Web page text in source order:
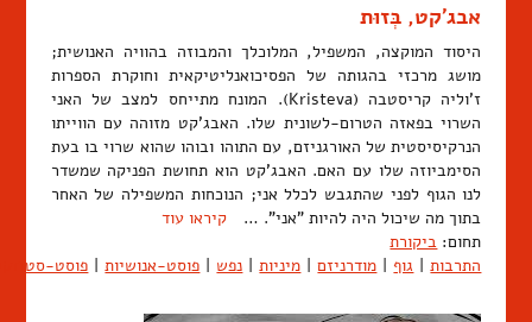
אבג'קט, בְּזוּת
היסוד המוקצה, המשפיל, המלוכלך והמבוזה בהוויה האנושית;
מושג מרכזי בהגותה של הפסיכואנליטיקאית וחוקרת הספרות
ז'וליה קריסטבה (Kristeva). המונח מתייחס למצב של האני
השרוי בפאזה הטרום-לשונית שלו. האבג'קט מזוהה עם הווייתו
הנרקיסיסטית של האורגניזם, עם התוהו ובוהו שהוא שרוי בו בעת
הסימביוזה שלו עם האם. האבג'קט הוא תחושת הפניקה שמשדר
לנו הגוף לפני שהתגבש לכלל אני; הנוכחות המשפילה של האחר
בתוך מה שיכול היה להיות "אני". … קיראו עוד
תחום: ביקורת
התרבות | גוף | מודרניזם | מיניות | נפש | פוסט-אנושיות | פוסט-